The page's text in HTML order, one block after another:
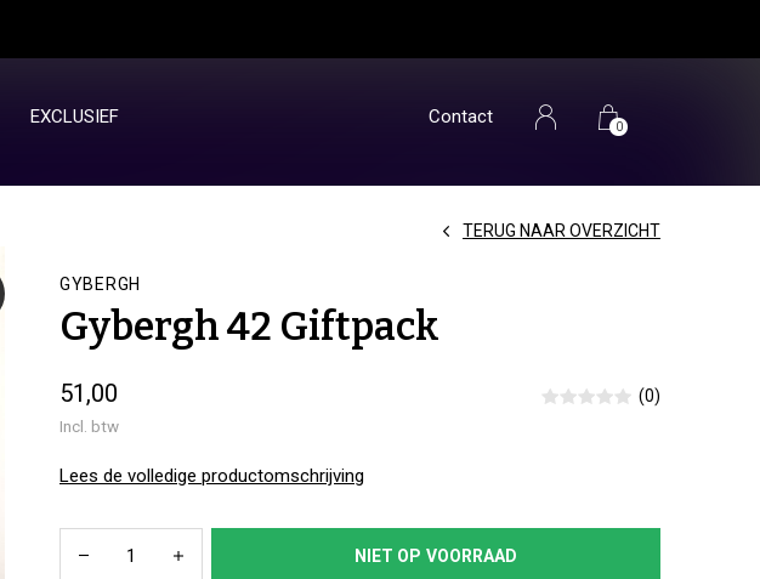
EXCLUSIEF Contact 0
GYBERGH
Gybergh 42 Giftpack
TERUG NAAR OVERZICHT
51,00
Incl. btw
(0)
Lees de volledige productomschrijving
NIET OP VOORRAAD